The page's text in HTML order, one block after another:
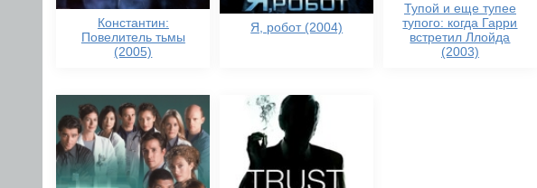
Константин:
Повелитель тьмы
(2005)
Я, робот (2004)
Тупой и еще тупее
тупого: когда Гарри
встретил Ллойда
(2003)